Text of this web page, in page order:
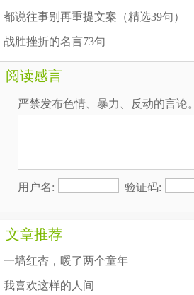
都说往事别再重提文案（精选39句）
战胜挫折的名言73句
阅读感言
严禁发布色情、暴力、反动的言论。
用户名: 验证码:
文章推荐
一墙红杏，暖了两个童年
我喜欢这样的人间